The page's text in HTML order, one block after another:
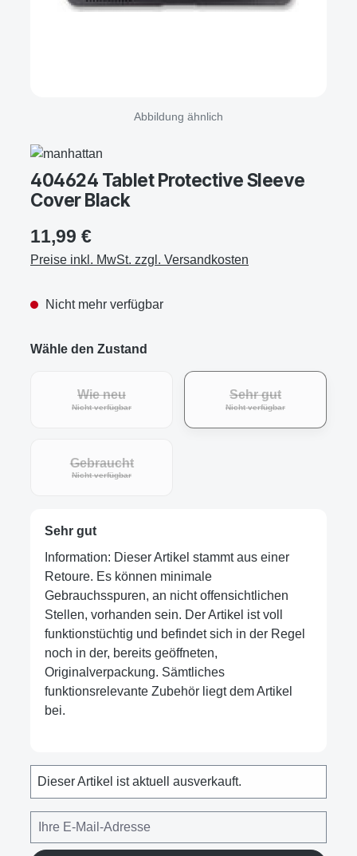
Abbildung ähnlich
404624 Tablet Protective Sleeve
Cover Black
11,99 €
Preise inkl. MwSt. zzgl. Versandkosten
Nicht mehr verfügbar
Wähle den Zustand
Wie neu
Nicht verfügbar
Sehr gut
Nicht verfügbar
Gebraucht
Nicht verfügbar
Sehr gut
Information: Dieser Artikel stammt aus einer
Retoure. Es können minimale
Gebrauchsspuren, an nicht offensichtlichen
Stellen, vorhanden sein. Der Artikel ist voll
funktionstüchtig und befindet sich in der Regel
noch in der, bereits geöffneten,
Originalverpackung. Sämtliches
funktionsrelevante Zubehör liegt dem Artikel
bei.
Dieser Artikel ist aktuell ausverkauft.